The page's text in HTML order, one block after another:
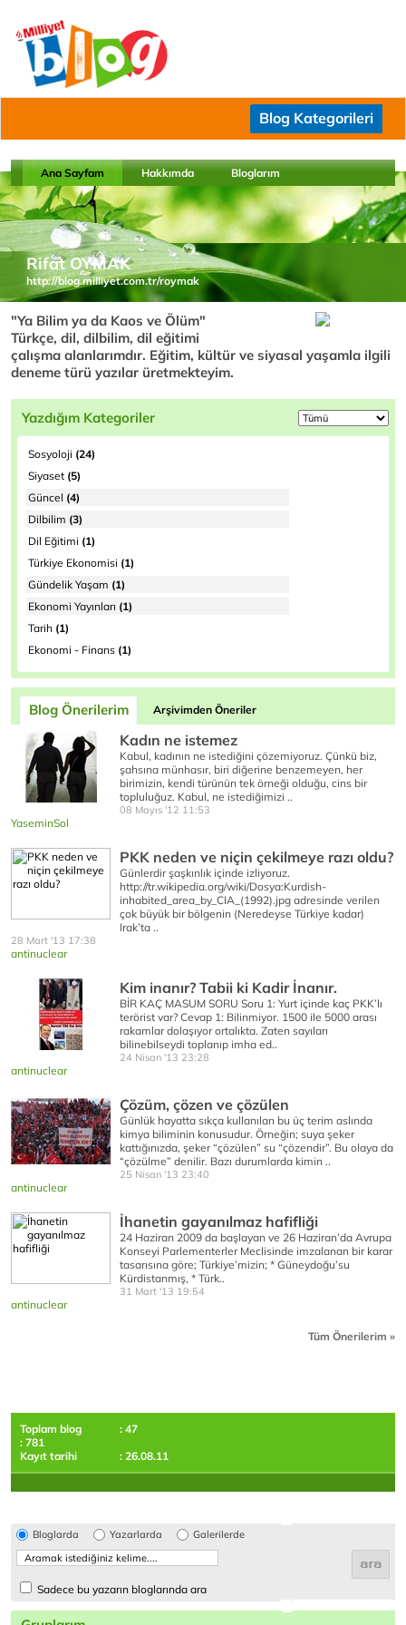
Blog Kategorileri
Ana Sayfam Hakkımda Bloglarım
Rifat OYMAK
http://blog.milliyet.com.tr/roymak
"Ya Bilim ya da Kaos ve Ölüm"
Türkçe, dil, dilbilim, dil eğitimi
çalışma alanlarımdır. Eğitim, kültür ve siyasal yaşamla ilgili
deneme türü yazılar üretmekteyim.
Yazdığım Kategoriler
Sosyoloji (24)
Siyaset (5)
Güncel (4)
Dilbilim (3)
Dil Eğitimi (1)
Türkiye Ekonomisi (1)
Gündelik Yaşam (1)
Ekonomi Yayınları (1)
Tarih (1)
Ekonomi - Finans (1)
Blog Önerilerim Arşivimden Öneriler
Kadın ne istemez
Kabul, kadının ne istediğini çözemiyoruz. Çünkü biz,
şahsına münhasır, biri diğerine benzemeyen, her
birimizin, kendi türünün tek örneği olduğu, cins bir
topluluğuz. Kabul, ne istediğimizi ..
08 Mayıs '12 11:53
YaseminSol
PKK neden ve niçin çekilmeye razı oldu?
Günlerdir şaşkınlık içinde izliyoruz.
http://tr.wikipedia.org/wiki/Dosya:Kurdish-
inhabited_area_by_CIA_(1992).jpg adresinde verilen
çok büyük bir bölgenin (Neredeyse Türkiye kadar)
Irak’ta ..
28 Mart '13 17:38
antinuclear
Kim inanır? Tabii ki Kadir İnanır.
BİR KAÇ MASUM SORU Soru 1: Yurt içinde kaç PKK’lı
terörist var? Cevap 1: Bilinmiyor. 1500 ile 5000 arası
rakamlar dolaşıyor ortalıkta. Zaten sayıları
bilinebilseydi toplanıp imha ed..
24 Nisan '13 23:28
antinuclear
Çözüm, çözen ve çözülen
Günlük hayatta sıkça kullanılan bu üç terim aslında
kimya biliminin konusudur. Örneğin; suya şeker
kattığınızda, şeker “çözülen” su “çözendir”. Bu olaya da
“çözülme” denilir. Bazı durumlarda kimin ..
25 Nisan '13 23:40
antinuclear
İhanetin gayanılmaz hafifliği
24 Haziran 2009 da başlayan ve 26 Haziran’da Avrupa
Konseyi Parlementerler Meclisinde imzalanan bir karar
tasarısına göre; Türkiye’mizin; * Güneydoğu’su
Kürdistanmış, * Türk..
31 Mart '13 19:54
antinuclear
Tüm Önerilerim »
Toplam blog
: 47
: 781
Kayıt tarihi
: 26.08.11
Bloglarda Yazarlarda Galerilerde
Sadece bu yazarın bloglarında ara